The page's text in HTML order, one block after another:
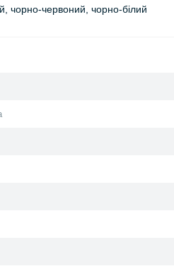
чорно-червоний, чорно-білий